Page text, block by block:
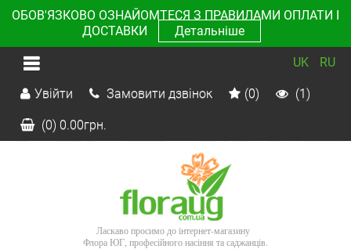
ОБОВ'ЯЗКОВО ОЗНАЙОМТЕСЯ З ПРАВИЛАМИ ОПЛАТИ І
ДОСТАВКИ
Детальніше
UK RU
Увійти Замовити дзвінок (0) (1)
(0) 0.00грн.
Ласкаво просимо до інтернет-магазину
Флора ЮГ, професійного насіння та саджанців.